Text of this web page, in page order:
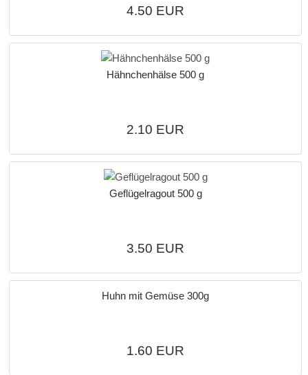
4.50 EUR
Hähnchenhälse 500 g
2.10 EUR
Geflügelragout 500 g
3.50 EUR
Huhn mit Gemüse 300g
1.60 EUR